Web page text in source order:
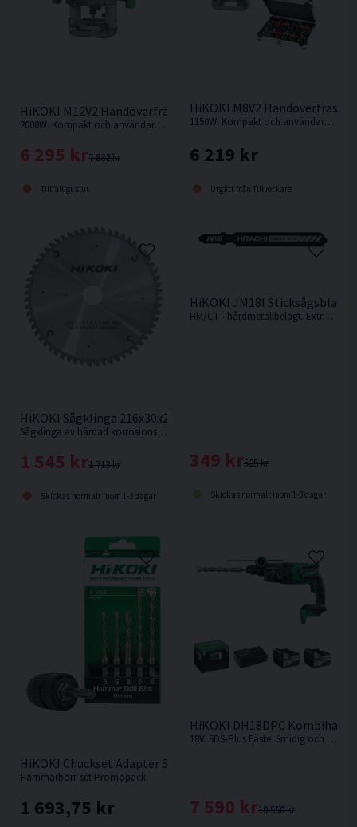
HiKOKI M12V2 Handöverfräs (2000W)
2000W. Kompakt och användarvänlig handöverfräs med hög arbetseffekt.
7 832 kr
6 295 kr
Tillfälligt slut
HiKOKI M8V2
1150W. Kompakt och användarvänlig handöverfräs med hög arbetseffekt.
6 219 kr
Utgått från Tillverkare
HiKOKI Sågklinga 216x30x2,3mm 60T (Alu)
Sågklinga av härdad korrosionsbeständigt stål för kapning utav aluminiumsmaterialer
1 713 kr
1 545 kr
Skickas normalt inom 1-3 dagar
HiKOKI JM18I Sticksågsblad
HM/CT - hårdmetallbelagt. Extra slitstarkt för användning i glasfiberarmerad plast, keramik, kakel, skifferplattor och glas
525 kr
349 kr
Skickas normalt inom 1-3 dagar
HiKOKI Chuckset Adapter 5st Borr SDS-plus
Hammarborr-set Promopack.
1 693,75 kr
HiKOKI DH18DPC
18V. SDS-Plus Fäste. Smidig och kompakt kombihammare som är enkel att hantera med pistolgrepp.
10 550 kr
7 590 kr